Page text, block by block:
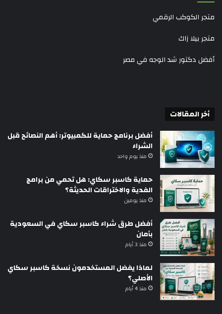
متجر الكوكب الرقمي
متجر بيلا زاك
أفضل دكتور شد الوجه في مصر
أخر المقالات
أفضل برنامج حماية للكمبيوتر: أهم النصائح قبل
الشراء
منذ يوم واحد
حماية كاسبر سكاي: هل تحمي من برامج
الفدية والاختراقات الحديثة؟
منذ يومين
أفضل طرق شراء كاسبر سكاي في السعودية
بأمان
منذ 3 أيام
لماذا يفضل المستخدمون نسخة كاسبر سكاي
الأصلي؟
منذ 4 أيام